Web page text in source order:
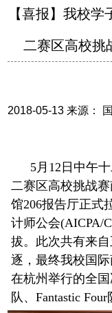
【喜报】我校
二赛区高校挑
2018-05-13 来源：
5月12日中午
二赛区高校挑战
馆206报告厅正式
计师公会(AICPA/
拔。此次共有来
逐，最终我校国
在杭州举行的全
队、Fantastic Four